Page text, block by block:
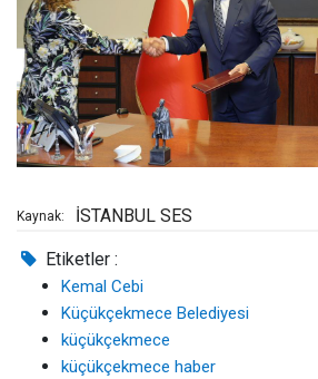
Kaynak: İSTANBUL SES
Etiketler :
Kemal Cebi
Küçükçekmece Belediyesi
küçükçekmece
küçükçekmece haber